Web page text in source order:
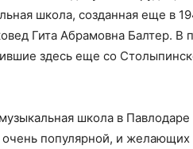
школа, созданная еще в
Гита Абрамовна Балтер.
здесь еще со
школа в Павлодаре
популярной, и